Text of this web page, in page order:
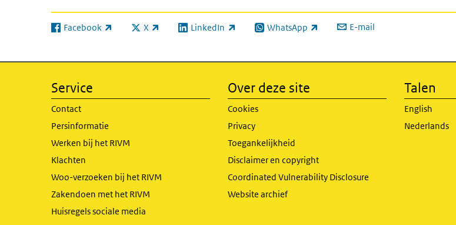
Facebook
(externe link) X
(externe link) LinkedIn
(externe link) WhatsApp
(externe link) E-mail
Service
Contact
Persinformatie
Werken bij het RIVM
Klachten
Woo-verzoeken bij het RIVM
Zakendoen met het RIVM
Huisregels sociale media
Over deze site
Cookies
Privacy
Toegankelijkheid
Disclaimer en copyright
Coordinated Vulnerability Disclosure
Website archief
Talen
English
Nederlands